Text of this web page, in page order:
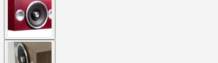
larger
image
View
larger
image